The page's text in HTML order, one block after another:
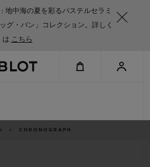
中海の夏を彩るパステルセラミ
グ・バン」コレクション。詳しく
は こちら
CHRONOGRAPH